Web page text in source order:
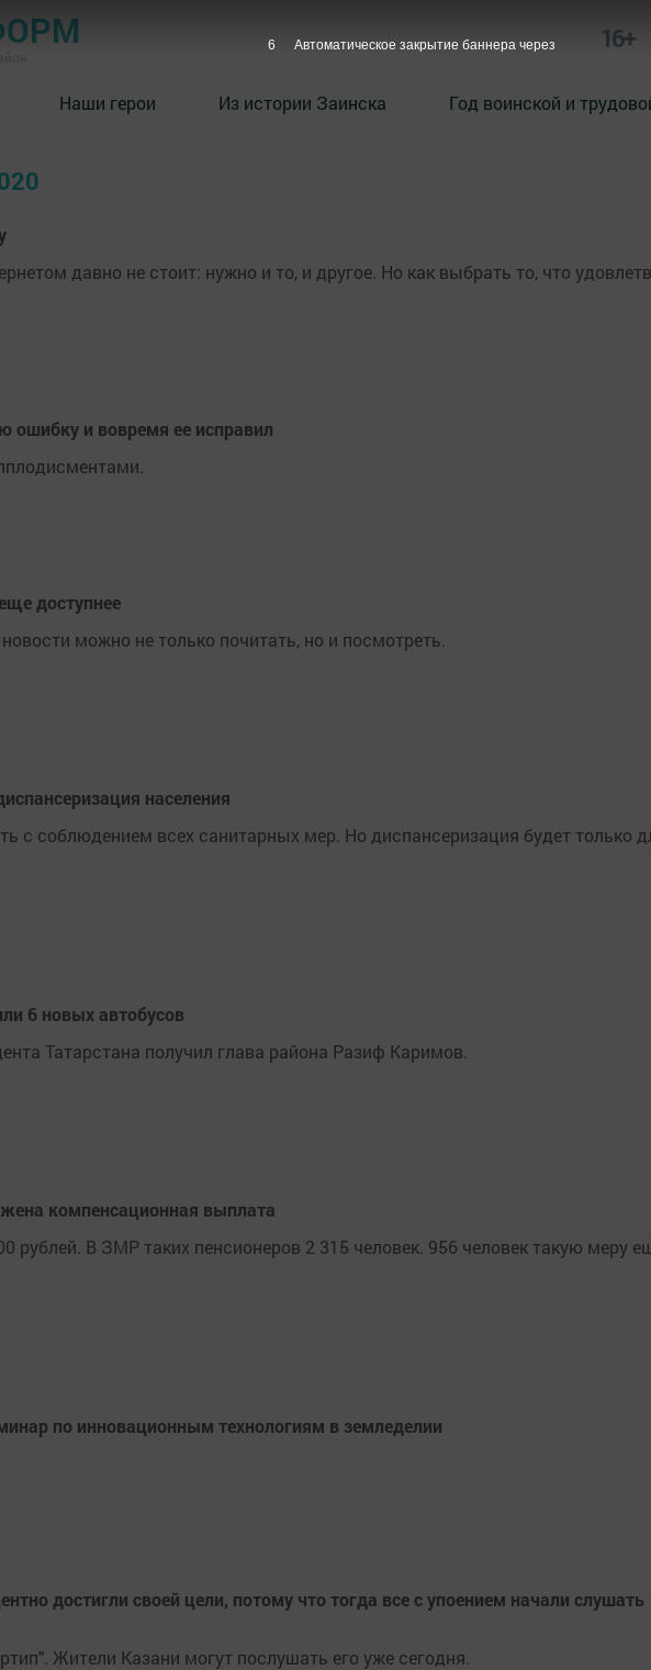
16+
Наши герои Из истории Заинска Год воинской и
давно не стоит: нужно и то, и другое. Но как выбрать то, что
ошибку и вовремя ее исправил
доступнее
можно не только почитать, но и посмотреть.
населения
с соблюдением всех санитарных мер. Но диспансеризация будет только
6 новых автобусов
Татарстана получил глава района Разиф Каримов.
компенсационная выплата
рублей. В ЗМР таких пенсионеров 2 315 человек. 956 человек такую меру
по инновационным технологиям в земледелии
достигли своей цели, потому что тогда все с упоением начали слушать
Жители Казани могут послушать его уже сегодня.
5 Автоматическое закрытие баннера через